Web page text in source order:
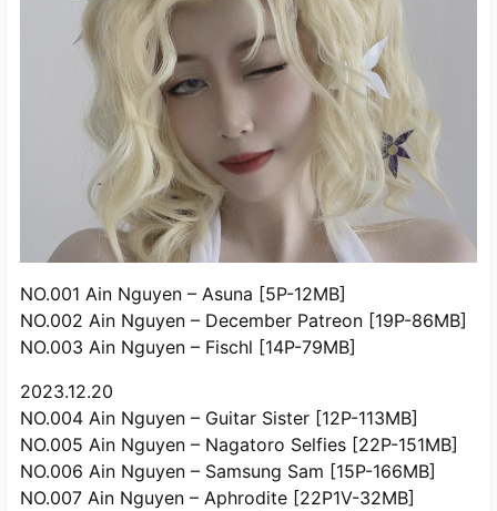
NO.001 Ain Nguyen – Asuna [5P-12MB]
NO.002 Ain Nguyen – December Patreon [19P-86MB]
NO.003 Ain Nguyen – Fischl [14P-79MB]
2023.12.20
NO.004 Ain Nguyen – Guitar Sister [12P-113MB]
NO.005 Ain Nguyen – Nagatoro Selfies [22P-151MB]
NO.006 Ain Nguyen – Samsung Sam [15P-166MB]
NO.007 Ain Nguyen – Aphrodite [22P1V-32MB]